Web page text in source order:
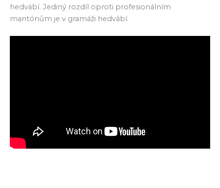
hedvábí. Jediný rozdíl oproti profesionálním
mantónům je v gramáži hedvábí.